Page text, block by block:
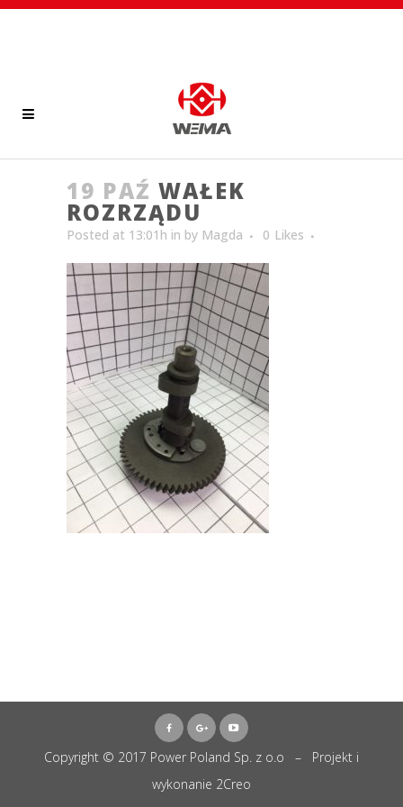
19 PAŹ WAŁEK
ROZRZĄDU
Posted at 13:01h in by Magda 0 Likes
Copyright © 2017 Power Poland Sp. z o.o – Projekt i
wykonanie 2Creo